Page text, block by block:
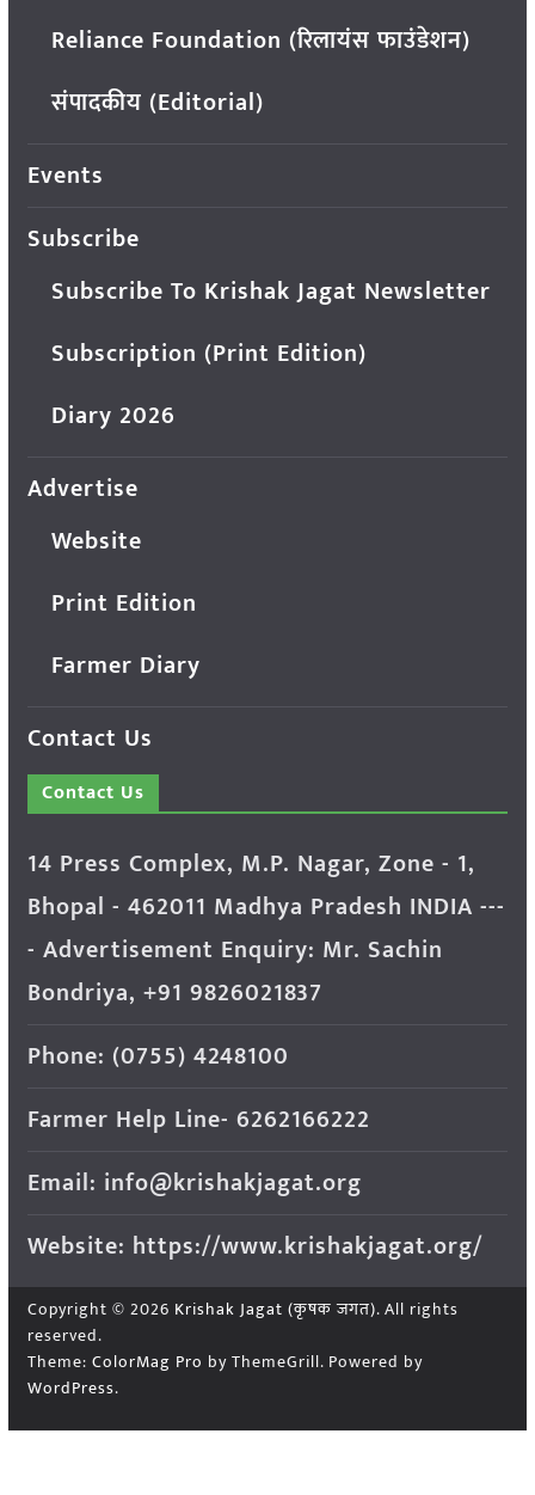
Reliance Foundation (रिलायंस फाउंडेशन)
संपादकीय (Editorial)
Events
Subscribe
Subscribe To Krishak Jagat Newsletter
Subscription (Print Edition)
Diary 2026
Advertise
Website
Print Edition
Farmer Diary
Contact Us
Contact Us
14 Press Complex, M.P. Nagar, Zone - 1,
Bhopal - 462011 Madhya Pradesh INDIA ---
- Advertisement Enquiry: Mr. Sachin
Bondriya, +91 9826021837
Phone: (0755) 4248100
Farmer Help Line- 6262166222
Email: info@krishakjagat.org
Website: https://www.krishakjagat.org/
Copyright © 2026 Krishak Jagat (कृषक जगत). All rights
reserved.
Theme: ColorMag Pro by ThemeGrill. Powered by
WordPress.